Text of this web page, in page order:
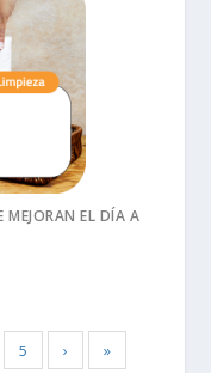
MEJORAN EL DÍA A
5 › »